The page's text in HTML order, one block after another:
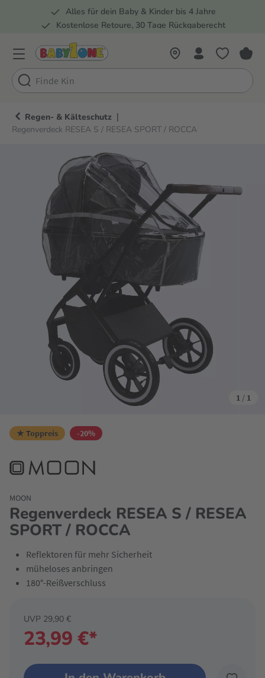
Zur Hauptnavigation springen
Alles für dein Baby & Kinder bis 4 Jahre
Kostenlose Retoure, 30 Tage Rückgaberecht
Regen- & Kälteschutz |
Regenverdeck RESEA S / RESEA SPORT / ROCCA
1 / 1
★ Toppreis -20%
Regenverdeck RESEA S / RESEA
SPORT / ROCCA
MOON
Reflektoren für mehr Sicherheit
müheloses anbringen
180°-Reißverschluss
23,99 €*
UVP 29,90 €